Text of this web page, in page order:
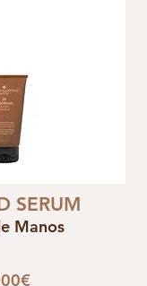
SERUM
Manos